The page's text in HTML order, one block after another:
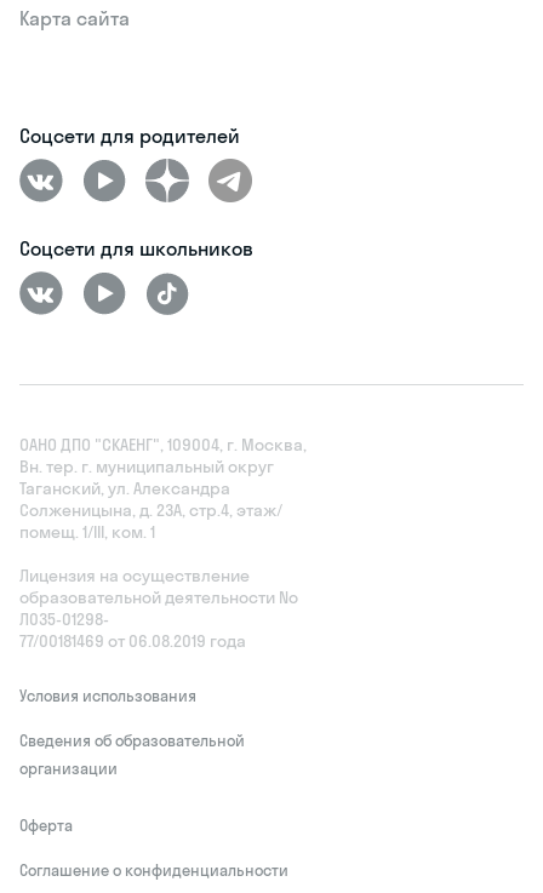
Карта сайта
Соцсети для родителей
Соцсети для школьников
ОАНО ДПО "СКАЕНГ", 109004, г. Москва,
Вн. тер. г. муниципальный округ
Таганский, ул. Александра
Солженицына, д. 23А, стр.4, этаж/
помещ. 1/III, ком. 1
Лицензия на осуществление
образовательной деятельности No
Л035‑01298-
77/00181469 от 06.08.2019 года
Условия использования
Сведения об образовательной
организации
Оферта
Соглашение о конфиденциальности